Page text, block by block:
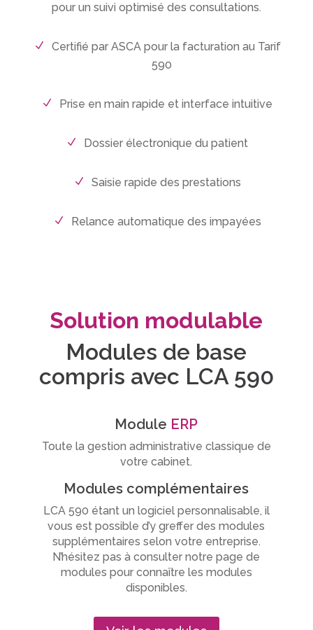
pour un suivi optimisé des consultations.
Certifié par ASCA pour la facturation au Tarif
590
Prise en main rapide et interface intuitive
Dossier électronique du patient
Saisie rapide des prestations
Relance automatique des impayées
Solution modulable
Modules de base
compris avec LCA 590
Module ERP
Toute la gestion administrative classique de
votre cabinet.
Modules complémentaires
LCA 590 étant un logiciel personnalisable, il
vous est possible d’y greffer des modules
supplémentaires selon votre entreprise.
N’hésitez pas à consulter notre page de
modules pour connaître les modules
disponibles.